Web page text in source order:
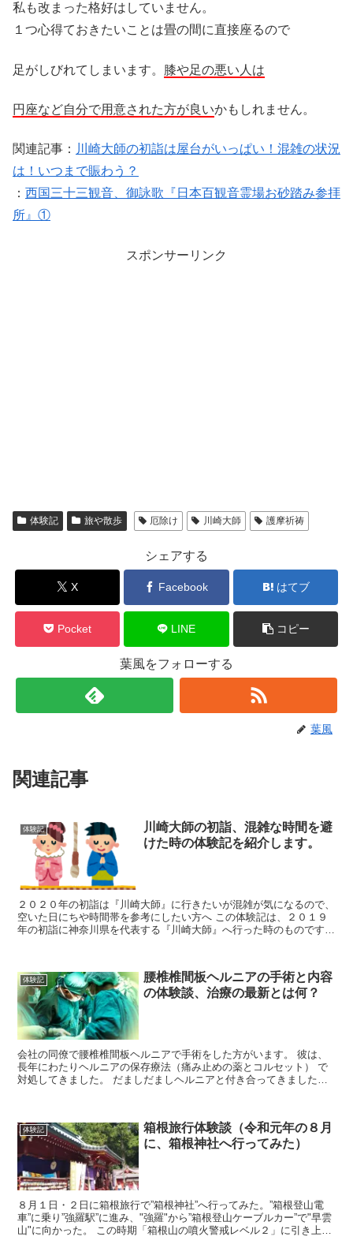
私も改まった格好はしていません。
１つ心得ておきたいことは畳の間に直接座るので
足がしびれてしまいます。 膝や足の悪い人は
円座など自分で用意された方が良いかもしれません。
関連記事： 川崎大師の初詣は屋台がいっぱい！混雑の状況
は！いつまで賑わう？
： 西国三十三観音、御詠歌『日本百観音霊場お砂踏み参拝
所』①
スポンサーリンク
体験記 旅や散歩 厄除け 川崎大師 護摩祈祷
シェアする
X Facebook はてブ
Pocket LINE コピー
葉風をフォローする
葉風
関連記事
体験記
川崎大師の初詣、混雑な時間を避
けた時の体験記を紹介します。
２０２０年の初詣は『川崎大師』に行きたいが混雑が気になるので、
空いた日にちや時間帯を参考にしたい方へ この体験記は、２０１９
年の初詣に神奈川県を代表する『川崎大師』へ行った時のものです。
体験記
腰椎椎間板ヘルニアの手術と内容
の体験談、治療の最新とは何？
会社の同僚で腰椎椎間板ヘルニアで手術をした方がいます。 彼は、
長年にわたりヘルニアの保存療法（痛み止めの薬とコルセット） で
対処してきました。 だましだましヘルニアと付き合ってきました
体験記
箱根旅行体験談（令和元年の８月
に、箱根神社へ行ってみた）
８月１日・２日に箱根旅行で”箱根神社”へ行ってみた。”箱根登山電
車”に乗り”強羅駅”に進み、"強羅"から”箱根登山ケーブルカー”で"早雲
山"に向かった。 この時期「箱根山の噴火警戒レベル２」に引き上げ